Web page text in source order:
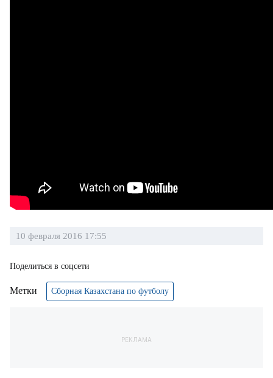
10 февраля 2016 17:55
Поделиться в соцсети
Метки Сборная Казахстана по футболу
РЕКЛАМА